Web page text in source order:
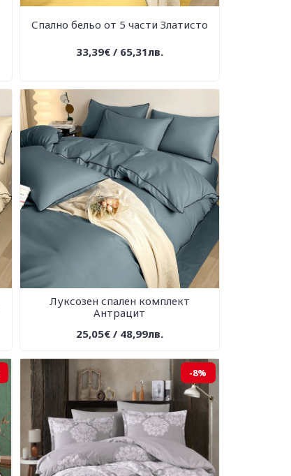
Спално бельо от 5 части Златисто
33,39€ / 65,31лв.
Луксозен спален комплект
Антрацит
25,05€ / 48,99лв.
-8%